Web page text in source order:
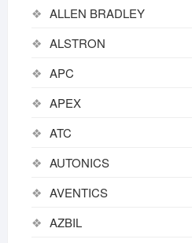
ALLEN BRADLEY
ALSTRON
APC
APEX
ATC
AUTONICS
AVENTICS
AZBIL